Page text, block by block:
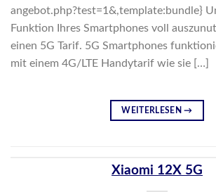
angebot.php?test=1&,template:bundle}
Funktion Ihres Smartphones voll
einen 5G Tarif. 5G Smartphones
mit einem 4G/LTE Handytarif wie sie […]
WEITERLESEN→
Xiaomi 12X 5G